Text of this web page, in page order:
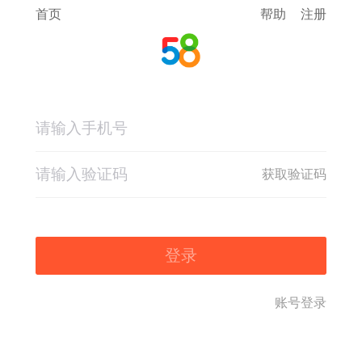
首页 帮助 注册
获取验证码
登录
账号登录